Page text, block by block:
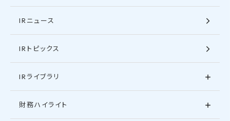
IRニュース
IRトピックス
IRライブラリ
財務ハイライト